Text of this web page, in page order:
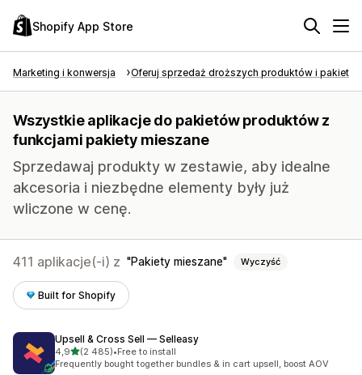
Shopify App Store
Marketing i konwersja Oferuj sprzedaż droższych produktów i
Wszystkie aplikacje do pakietów produktów z
funkcjami pakiety mieszane
Sprzedawaj produkty w zestawie, aby idealne
akcesoria i niezbędne elementy były już
wliczone w cenę.
411 aplikacje(-i) z Pakiety mieszane Wyczyść
Built for Shopify
Upsell & Cross Sell — Selleasy
4,9na 5 gwiazdek
(2 485)
Łączna liczba recenzji: 2485
•Free to install
Frequently bought together bundles & in cart upsell, boost AOV